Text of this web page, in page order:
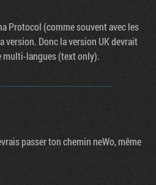
Protocol (comme souvent avec les
version. Donc la version UK devrait
multi-langues (text only).
passer ton chemin neWo, même